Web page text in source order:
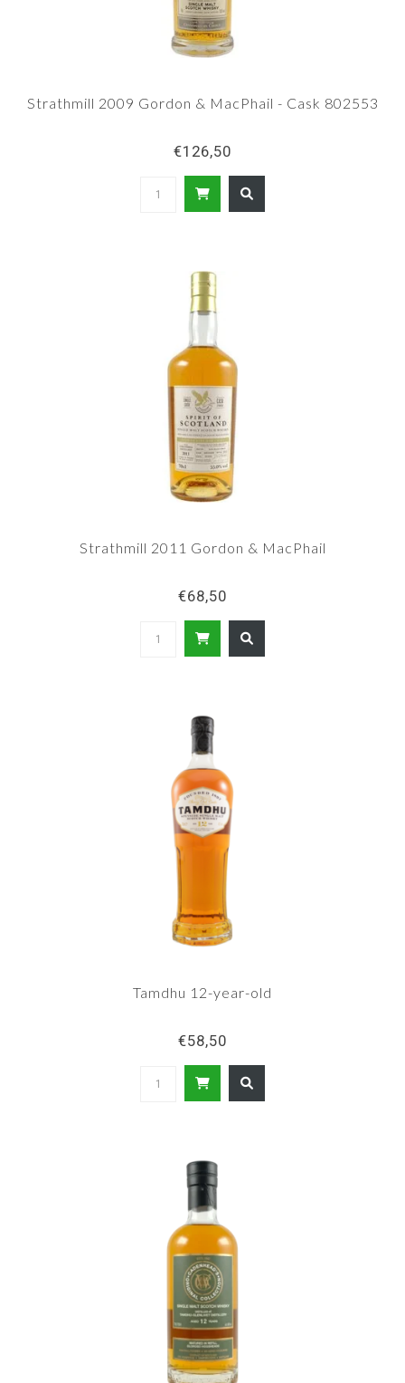
Strathmill 2009 Gordon & MacPhail - Cask 802553
€126,50
Strathmill 2011 Gordon & MacPhail
€68,50
Tamdhu 12-year-old
€58,50